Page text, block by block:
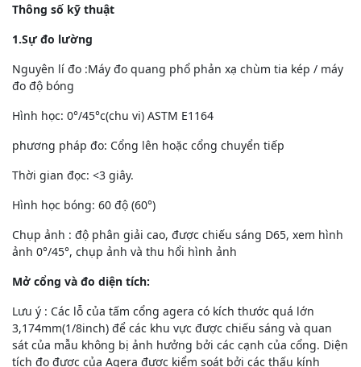
Thông số kỹ thuật
1.Sự đo lường
Nguyên lí đo :Máy đo quang phổ phản xạ chùm tia kép / máy
đo độ bóng
Hình học: 0°/45°c(chu vi) ASTM E1164
phương pháp đo: Cổng lên hoặc cổng chuyển tiếp
Thời gian đọc: <3 giây.
Hình học bóng: 60 độ (60°)
Chụp ảnh : độ phân giải cao, được chiếu sáng D65, xem hình
ảnh 0°/45°, chụp ảnh và thu hổi hình ảnh
Mở cổng và đo diện tích:
Lưu ý : Các lỗ của tấm cổng agera có kích thước quá lớn
3,174mm(1/8inch) để các khu vực được chiếu sáng và quan
sát của mẫu không bị ảnh hưởng bởi các cạnh của cổng. Diện
tích đo được của Agera được kiểm soát bởi các thấu kính